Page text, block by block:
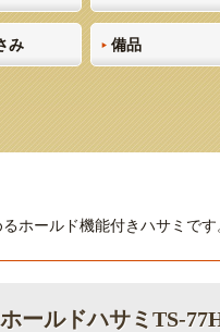
み 備品
ホールド機能付きハサミで
ホールドハサミTS-